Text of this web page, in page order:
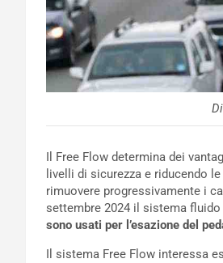
Il Free Flow determina dei
livelli di sicurezza e riducendo
rimuovere progressivamente i
settembre 2024 il sistema
sono usati per l’esazione del
Il sistema Free Flow interessa